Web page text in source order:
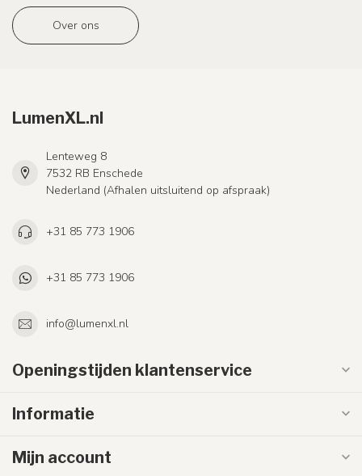
Over ons
LumenXL.nl
Lenteweg 8
7532 RB Enschede
Nederland (Afhalen uitsluitend op afspraak)
+31 85 773 1906
+31 85 773 1906
info@lumenxl.nl
Openingstijden klantenservice
Informatie
Mijn account